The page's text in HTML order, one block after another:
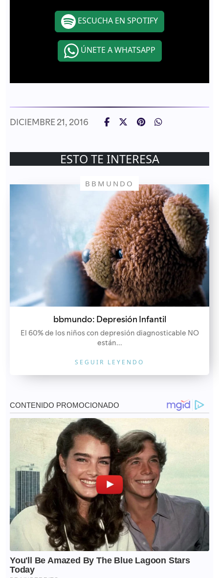
ESCUCHA EN SPOTIFY
ÚNETE A WHATSAPP
DICIEMBRE 21, 2016
ESTO TE INTERESA
BBMUNDO
bbmundo: Depresión Infantil
El 60% de los niños con depresión diagnosticable NO
están...
SEGUIR LEYENDO